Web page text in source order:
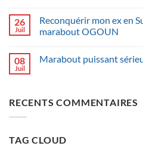
26
Juil
Reconquérir mon ex en
marabout OGOUN
08
Juil
Marabout puissant
RECENTS COMMENTAIRES
TAG CLOUD